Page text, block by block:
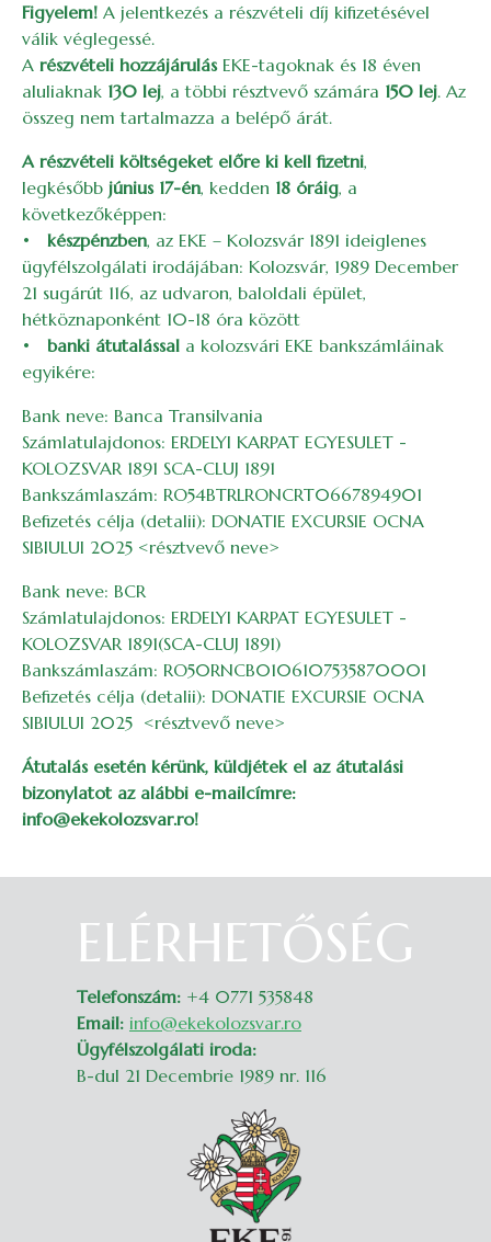
Figyelem! A jelentkezés a részvételi díj kifizetésével
válik véglegessé.
A részvételi hozzájárulás EKE-tagoknak és 18 éven
aluliaknak 130 lej, a többi résztvevő számára 150 lej. Az
összeg nem tartalmazza a belépő árát.
A részvételi költségeket előre ki kell fizetni,
legkésőbb június 17-én, kedden 18 óráig, a
következőképpen:
• készpénzben, az EKE – Kolozsvár 1891 ideiglenes
ügyfélszolgálati irodájában: Kolozsvár, 1989 December
21 sugárút 116, az udvaron, baloldali épület,
hétköznaponként 10-18 óra között
• banki átutalással a kolozsvári EKE bankszámláinak
egyikére:
Bank neve: Banca Transilvania
Számlatulajdonos: ERDELYI KARPAT EGYESULET -
KOLOZSVAR 1891 SCA-CLUJ 1891
Bankszámlaszám: RO54BTRLRONCRT0667894901
Befizetés célja (detalii): DONATIE EXCURSIE OCNA
SIBIULUI 2025 <résztvevő neve>
Bank neve: BCR
Számlatulajdonos: ERDELYI KARPAT EGYESULET -
KOLOZSVAR 1891(SCA-CLUJ 1891)
Bankszámlaszám: RO50RNCB0106107535870001
Befizetés célja (detalii): DONATIE EXCURSIE OCNA
SIBIULUI 2025 <résztvevő neve>
Átutalás esetén kérünk, küldjétek el az átutalási
bizonylatot az alábbi e-mailcímre:
info@ekekolozsvar.ro!
ELÉRHETŐSÉG
Telefonszám: +4 0771 535848
Email: info@ekekolozsvar.ro
Ügyfélszolgálati iroda:
B-dul 21 Decembrie 1989 nr. 116